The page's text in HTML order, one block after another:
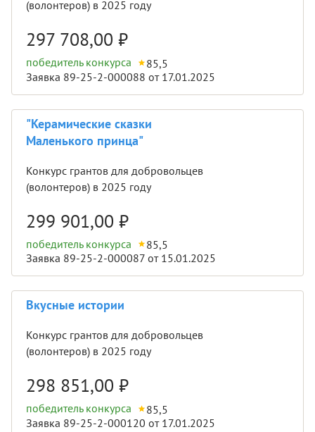
(волонтеров) в 2025 году
297 708,00 ₽
победитель конкурса
85,5
Заявка 89-25-2-000088 от 17.01.2025
"Керамические сказки
Маленького принца"
Конкурс грантов для добровольцев
(волонтеров) в 2025 году
299 901,00 ₽
победитель конкурса
85,5
Заявка 89-25-2-000087 от 15.01.2025
Вкусные истории
Конкурс грантов для добровольцев
(волонтеров) в 2025 году
298 851,00 ₽
победитель конкурса
85,5
Заявка 89-25-2-000120 от 17.01.2025